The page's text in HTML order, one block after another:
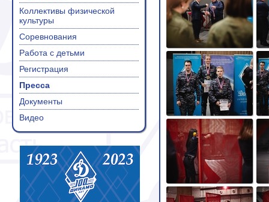
Коллективы физической
культуры
Соревнования
Работа с детьми
Регистрация
Пресса
Документы
Видео